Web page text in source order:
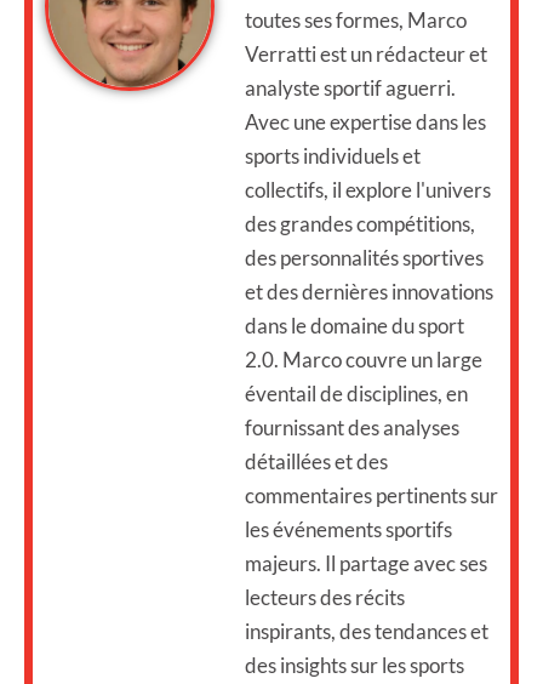
toutes ses formes, Marco
Verratti est un rédacteur et
analyste sportif aguerri.
Avec une expertise dans les
sports individuels et
collectifs, il explore l'univers
des grandes compétitions,
des personnalités sportives
et des dernières innovations
dans le domaine du sport
2.0. Marco couvre un large
éventail de disciplines, en
fournissant des analyses
détaillées et des
commentaires pertinents sur
les événements sportifs
majeurs. Il partage avec ses
lecteurs des récits
inspirants, des tendances et
des insights sur les sports